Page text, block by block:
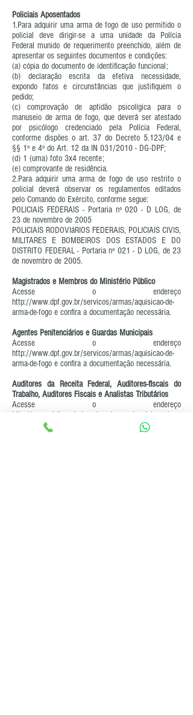
Policiais Aposentados
1.Para adquirir uma arma de fogo de uso permitido o
policial deve dirigir-se a uma unidade da Polícia
Federal munido de requerimento preenchido, além de
apresentar os seguintes documentos e condições:
(a) cópia do documento de identificação funcional;
(b) declaração escrita da efetiva necessidade,
expondo fatos e circunstâncias que justifiquem o
pedido;
(c) comprovação de aptidão psicolígica para o
manuseio de arma de fogo, que deverá ser atestado
por psicólogo credenciado pela Polícia Federal,
conforme dispões o art. 37 do Decreto 5.123/04 e
§§ 1º e 4º do Art. 12 da IN 031/2010 - DG-DPF;
(d) 1 (uma) foto 3x4 recente;
(e) comprovante de residência.
2.Para adquirir uma arma de fogo de uso restrito o
policial deverá observar os regulamentos editados
pelo Comando do Exército, conforme segue:
POLICIAIS FEDERAIS - Portaria nº 020 - D LOG, de
23 de novembro de 2005
POLICIAIS RODOVIáRIOS FEDERAIS, POLICIAIS CIVIS,
MILITARES E BOMBEIROS DOS ESTADOS E DO
DISTRITO FEDERAL - Portaria nº 021 - D LOG, de 23
de novembro de 2005.
Magistrados e Membros do Ministério Público
Acesse o endereço
http://www.dpf.gov.br/servicos/armas/aquisicao-de-
arma-de-fogo e confira a documentação necessária.
Agentes Penitenciários e Guardas Municipais
Acesse o endereço
http://www.dpf.gov.br/servicos/armas/aquisicao-de-
arma-de-fogo e confira a documentação necessária.
Auditores da Receita Federal, Auditores-fiscais do
Trabalho, Auditores Fiscais e Analistas Tributários
Acesse o endereço
http://www.dpf.gov.br/servicos/armas/aquisicao-de-
arma-de-fogo
e confira a documentação necessária.